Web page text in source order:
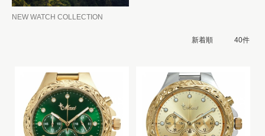
NEW WATCH COLLECTION